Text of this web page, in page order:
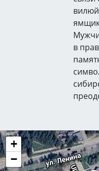
в
+
−